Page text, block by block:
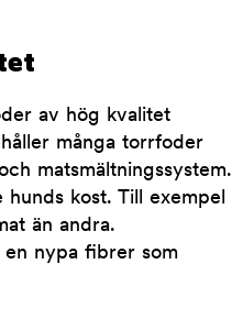
av hög kvalitet
många torrfoder
matsmältningssystem.
kost. Till exempel
än andra.
en nypa fibrer som